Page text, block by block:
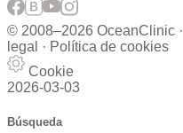
© 2008–2026 OceanClinic ·
legal
· Política de cookies
Cookie
2026-03-03
Búsqueda